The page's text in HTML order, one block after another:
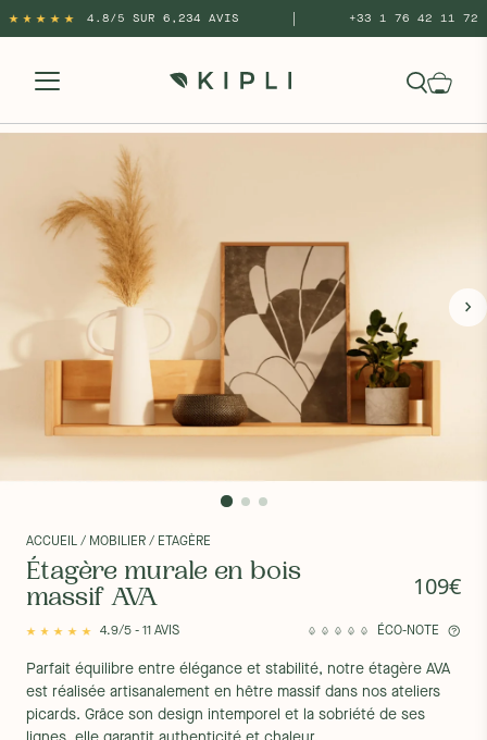
4.8/5 SUR 6,234 AVIS +33 1 76 42 11 72
ACCUEIL / MOBILIER / ETAGÈRE
Étagère murale en bois
massif AVA
109€
4.9/5 - 11 AVIS ÉCO-NOTE
Parfait équilibre entre élégance et stabilité, notre étagère AVA
est réalisée artisanalement en hêtre massif dans nos ateliers
picards. Grâce son design intemporel et la sobriété de ses